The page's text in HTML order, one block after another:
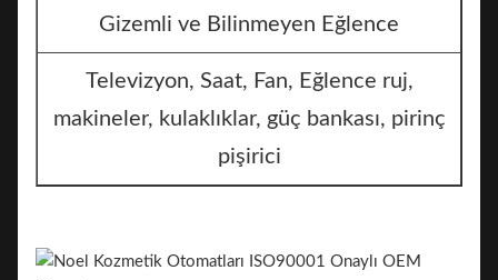
Gizemli ve Bilinmeyen Eğlence
Televizyon, Saat, Fan, Eğlence ruj,
makineler, kulaklıklar, güç bankası, pirinç
pişirici